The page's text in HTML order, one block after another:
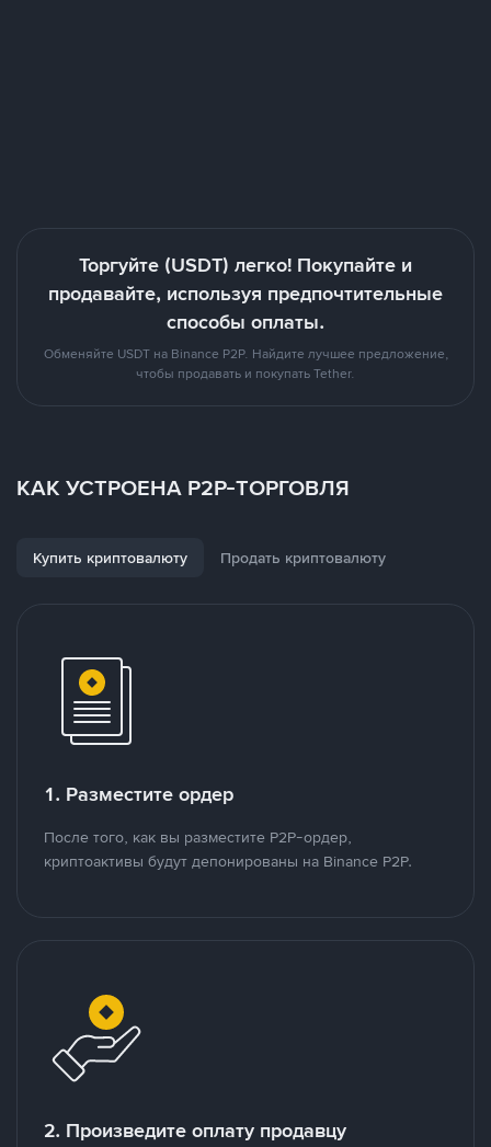
Торгуйте (USDT) легко! Покупайте и
продавайте, используя предпочтительные
способы оплаты.
Обменяйте USDT на Binance P2P. Найдите лучшее предложение,
чтобы продавать и покупать Tether.
КАК УСТРОЕНА P2P-ТОРГОВЛЯ
Купить криптовалюту Продать криптовалюту
1. Разместите ордер
После того, как вы разместите P2P-ордер,
криптоактивы будут депонированы на Binance P2P.
2. Произведите оплату продавцу